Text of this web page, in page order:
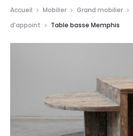
Accueil Mobilier Grand mobilier
d’appoint
Table basse Memphis